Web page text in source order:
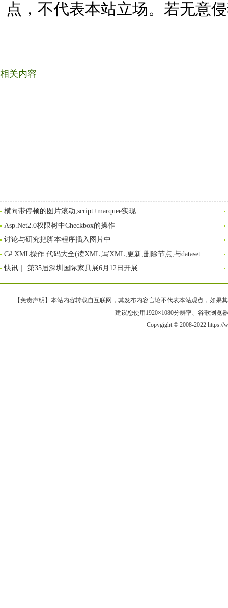
点，不代表本站立场。若无意
相关内容
横向带停顿的图片滚动,script+marquee实现
Asp.Net2.0权限树中Checkbox的操作
讨论与研究把脚本程序插入图片中
C# XML操作 代码大全(读XML,写XML,更新,删除节点,与dataset
快讯｜ 第35届深圳国际家具展6月12日开展
【免责声明】本站内容转载自互联网，其发布内容言论不代表本站观点，如果
建议您使用1920×1080分辨率、谷歌浏览
Copygight © 2008-2022 https://